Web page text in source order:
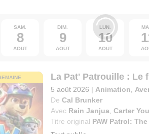
SAM.
8
AOÛT
DIM.
9
AOÛT
LUN.
10
AOÛT
La Pat' Patrouille : Le
5 août 2026 | Animation
De Cal Brunker
Avec Rain Janjua Carter
Titre original PAW Patrol: